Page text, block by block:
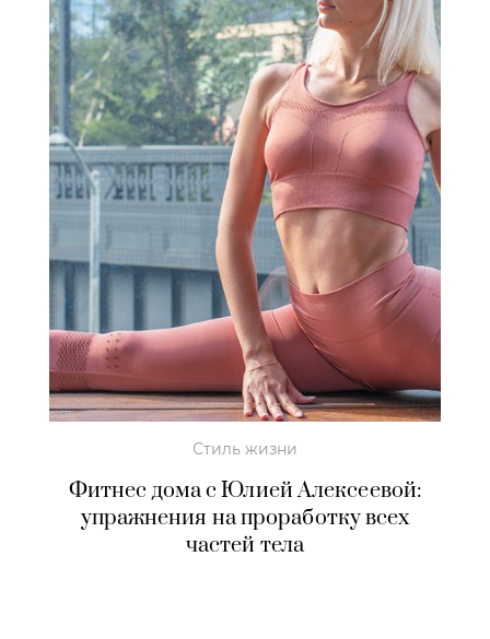
Стиль жизни
Фитнес дома с Юлией Алексеевой:
упражнения на проработку всех
частей тела